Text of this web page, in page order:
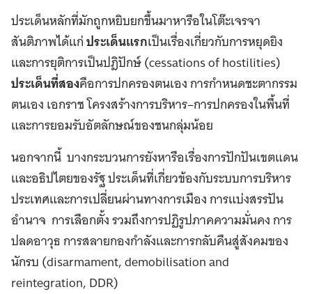
ประเด็นหลักที่มักถูกหยิบยกขึ้นมาหารือในโต๊ะเจรจา
สันติภาพได้แก่ประเด็นแรกเป็นเรื่องเกี่ยวกับการหยุดยิง
และการยุติการเป็นปฎิปักษ์ (cessations of hostilities)
ประเด็นที่สองคือการปกครองตนเอง การกำหนดชะตากรรม
ตนเอง เอกราช โครงสร้างการบริหาร–การปกครองในพื้นที่
และการยอมรับอัตลักษณ์ของชนกลุ่มน้อย
นอกจากนี้ บางกระบวนการยังหารือเรื่องการปักปันเขตแดน
และอธิปไตยของรัฐ ประเด็นที่เกี่ยวข้องกับระบบการบริหาร
ประเทศและการเปลี่ยนผ่านทางการเมือง การแบ่งสรรปัน
อำนาจ การเลือกตั้ง รวมถึงการปฏิรูปภาคความมั่นคง การ
ปลดอาวุธ การสลายกองกำลังและการกลับคืนสู่สังคมของ
นักรบ (disarmament, demobilisation and
reintegration, DDR)